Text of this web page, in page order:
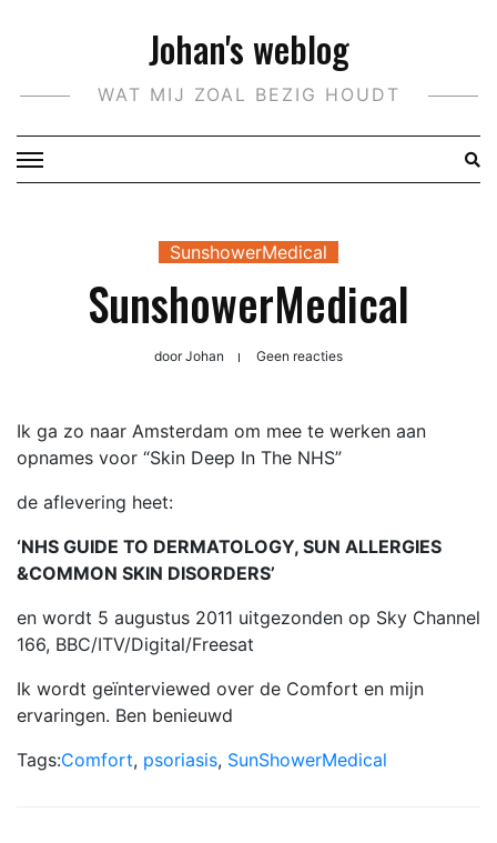
Johan's weblog
WAT MIJ ZOAL BEZIG HOUDT
SunshowerMedical
SunshowerMedical
doorJohan Geen reacties
Ik ga zo naar Amsterdam om mee te werken aan
opnames voor “Skin Deep In The NHS”
de aflevering heet:
‘NHS GUIDE TO DERMATOLOGY, SUN ALLERGIES
&COMMON SKIN DISORDERS’
en wordt 5 augustus 2011 uitgezonden op Sky Channel
166, BBC/ITV/Digital/Freesat
Ik wordt geïnterviewed over de Comfort en mijn
ervaringen. Ben benieuwd
Tags:Comfort, psoriasis, SunShowerMedical